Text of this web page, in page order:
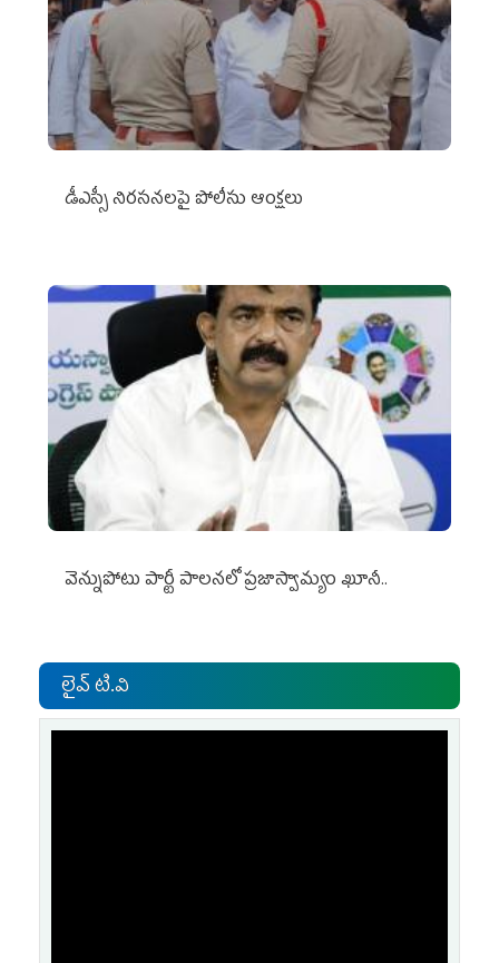
డీఎస్సీ నిరసనలపై పోలీసు ఆంక్షలు
వెన్నుపోటు పార్టీ పాలనలో ప్రజాస్వామ్యం ఖూనీ..
లైవ్ టి.వి